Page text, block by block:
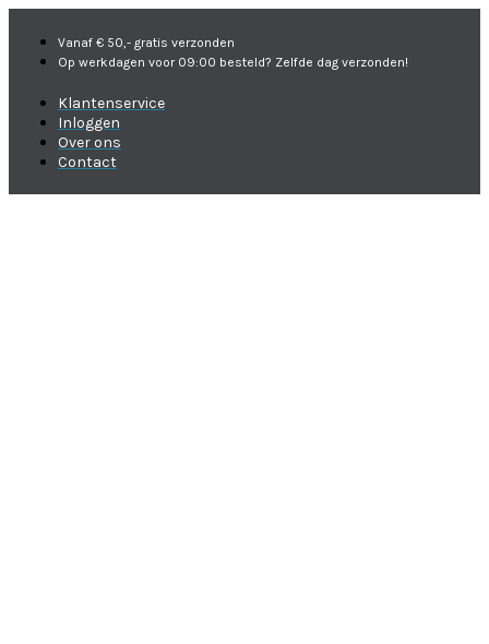
Vanaf € 50,- gratis verzonden
Op werkdagen voor 09:00 besteld? Zelfde dag verzonden!
Klantenservice
Inloggen
Over ons
Contact